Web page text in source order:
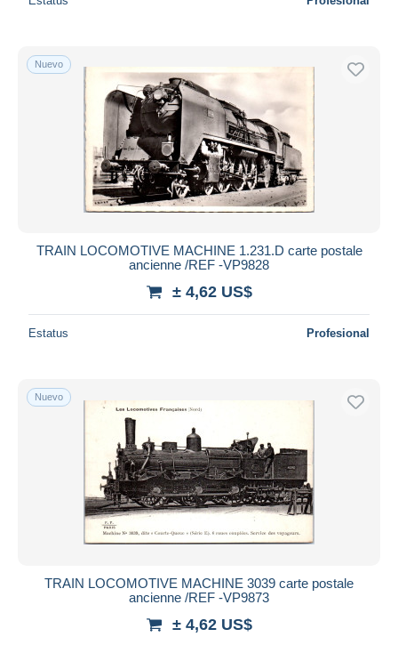
Nuevo
TRAIN LOCOMOTIVE MACHINE 1.231.D carte postale
ancienne /REF -VP9828
± 4,62 US$
Estatus Profesional
Nuevo
TRAIN LOCOMOTIVE MACHINE 3039 carte postale
ancienne /REF -VP9873
± 4,62 US$